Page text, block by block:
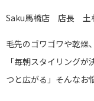
Saku馬橋店 店長 土
毛先のゴワゴワや乾燥
「毎朝スタイリング
つと広がる」そんなお